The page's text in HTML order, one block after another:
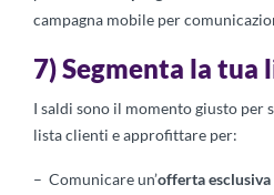
campagna mobile per
7) Segmenta la
I saldi sono il momento giusto per
lista clienti e approfittare per:
– Comunicare un’offerta esclusiva